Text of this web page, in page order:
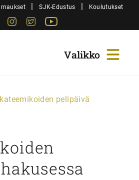
| SJK-Edustus | Koulutukset
FacebookInstagram
Twitter
pelipäivä